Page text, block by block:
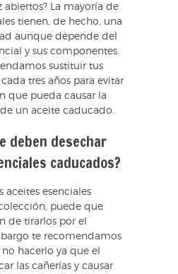
abiertos? La mayoría de
tienen, de hecho, una
aunque depende del
y sus componentes.
sustituir tus
tres años para evitar
que pueda causar la
un aceite caducado.
desechar
caducados?
aceites esenciales
puede que
de tirarlos por el
te recomendamos
hacerlo ya que el
las cañerías y causar